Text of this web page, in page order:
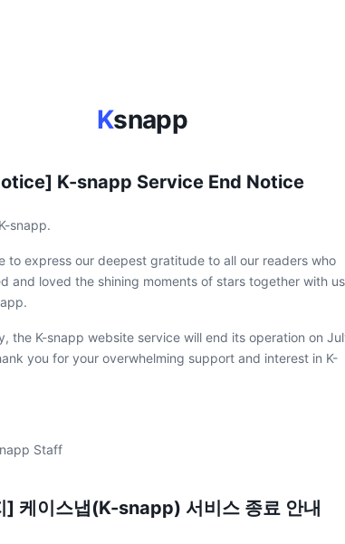
Ksnapp
K-snapp Service End Notice
snapp.
to express our deepest gratitude to all our readers who
and loved the shining moments of stars together with us
the K-snapp website service will end its operation on
you for your overwhelming support and interest in K-
Staff
] 케이스냅(K-snapp) 서비스 종료 안내